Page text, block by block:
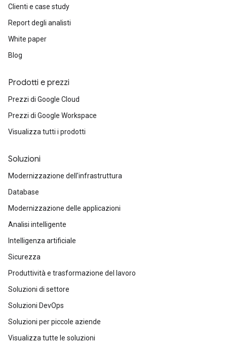
Clienti e case study
Report degli analisti
White paper
Blog
Prodotti e prezzi
Prezzi di Google Cloud
Prezzi di Google Workspace
Visualizza tutti i prodotti
Soluzioni
Modernizzazione dell'infrastruttura
Database
Modernizzazione delle applicazioni
Analisi intelligente
Intelligenza artificiale
Sicurezza
Produttività e trasformazione del lavoro
Soluzioni di settore
Soluzioni DevOps
Soluzioni per piccole aziende
Visualizza tutte le soluzioni